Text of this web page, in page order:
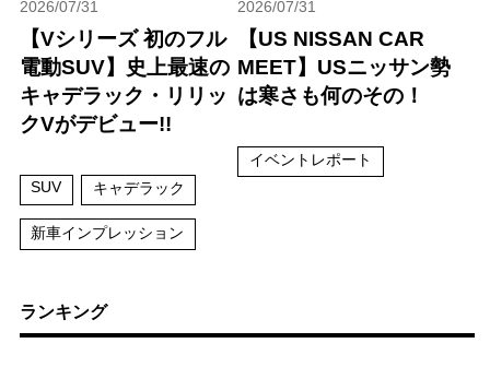
2026/07/31
【Vシリーズ 初のフル
電動SUV】史上最速の
キャデラック・リリッ
クVがデビュー!!
SUV キャデラック
新車インプレッション
2026/07/31
【US NISSAN CAR
MEET】USニッサン勢
は寒さも何のその！
イベントレポート
ランキング